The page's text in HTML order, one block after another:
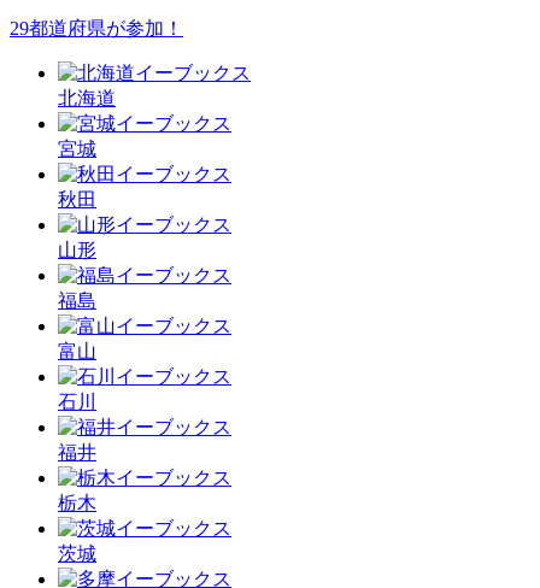
29都道府県が参加！
北海道
宮城
秋田
山形
福島
富山
石川
福井
栃木
茨城